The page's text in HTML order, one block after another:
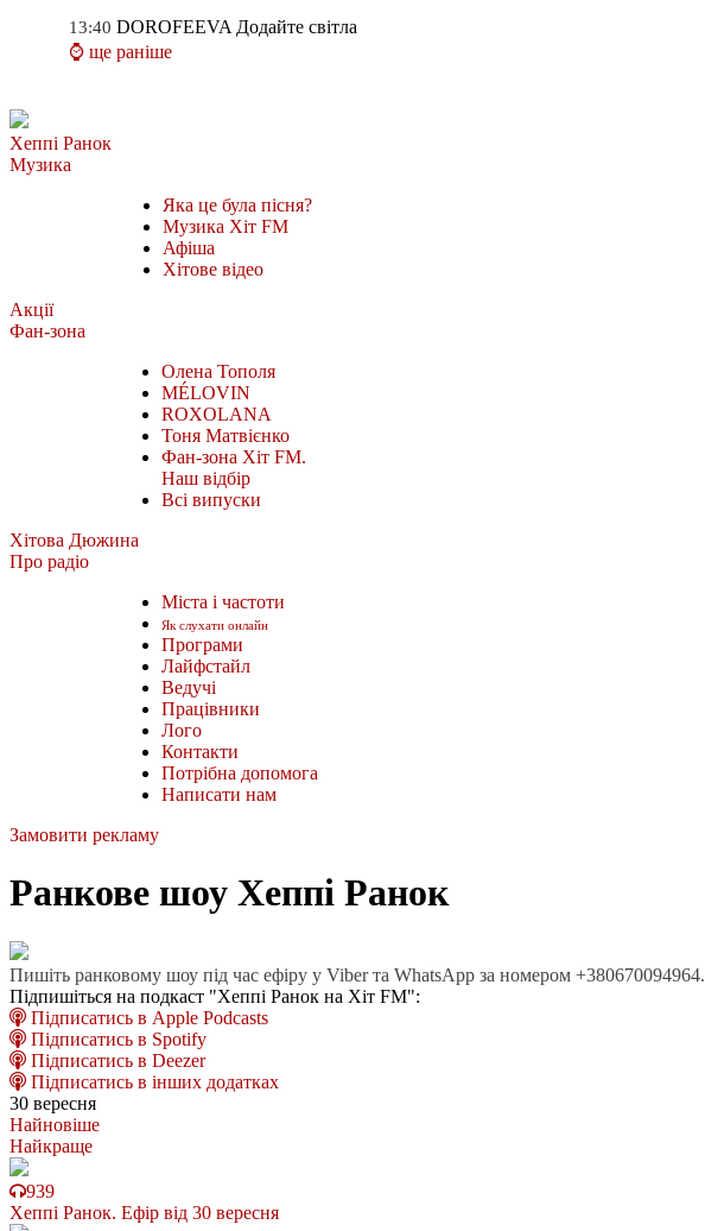
13:40 DOROFEEVA Додайте світла
⌚ ще раніше
Хеппі Ранок
Музика
Яка це була пісня?
Музика Хіт FM
Афіша
Хітове відео
Акції
Фан-зона
Олена Тополя
MÉLOVIN
ROXOLANA
Тоня Матвієнко
Фан-зона Хіт FM.
Наш відбір
Всі випуски
Хітова Дюжина
Про радіо
Міста і частоти
Як слухати онлайн
Програми
Лайфстайл
Ведучі
Працівники
Лого
Контакти
Потрібна допомога
Написати нам
Замовити рекламу
Ранкове шоу Хеппі Ранок
Пишіть ранковому шоу під час ефіру у Viber та WhatsApp за номером +380670094964.
Підпишіться на подкаст "Хеппі Ранок на Хіт FM":
Підписатись в Apple Podcasts
Підписатись в Spotify
Підписатись в Deezer
Підписатись в інших додатках
30 вересня
Найновіше
Найкраще
939
Хеппі Ранок. Ефір від 30 вересня